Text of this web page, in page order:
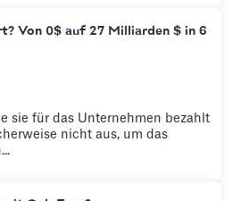
Von 0$ auf 27 Milliarden $ in 6
sie für das Unternehmen bezahlt
nicht aus, um das